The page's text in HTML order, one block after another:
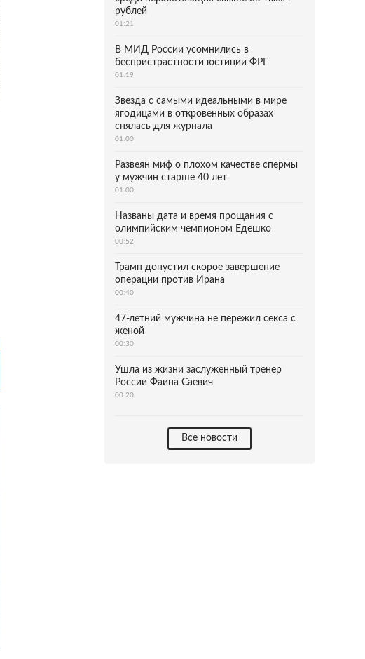
рублей
01:21
В МИД России усомнились в
беспристрастности юстиции ФРГ
01:19
Звезда с самыми идеальными в мире
ягодицами в откровенных образах
снялась для журнала
01:00
Развеян миф о плохом качестве спермы
у мужчин старше 40 лет
01:00
Названы дата и время прощания с
олимпийским чемпионом Едешко
00:52
Трамп допустил скорое завершение
операции против Ирана
00:40
47-летний мужчина не пережил секса с
женой
00:30
Ушла из жизни заслуженный тренер
России Фаина Саевич
00:20
Все новости